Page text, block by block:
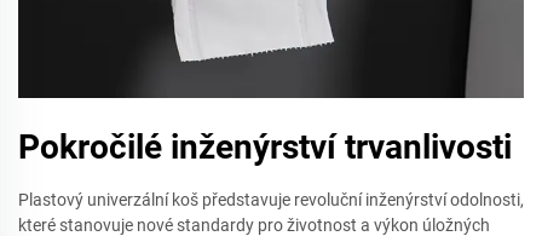
Pokročilé inženýrství trvanlivosti
Plastový univerzální koš představuje revoluční inženýrství odolnosti,
které stanovuje nové standardy pro životnost a výkon úložných